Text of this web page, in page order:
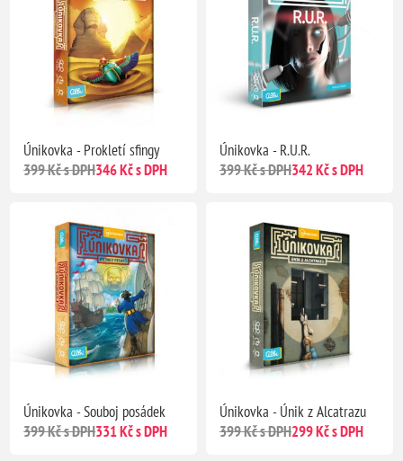
Únikovka - Prokletí sfingy
399 Kč s DPH346 Kč s DPH
Únikovka - R.U.R.
399 Kč s DPH342 Kč s DPH
Únikovka - Souboj posádek
399 Kč s DPH331 Kč s DPH
Únikovka - Únik z Alcatrazu
399 Kč s DPH299 Kč s DPH